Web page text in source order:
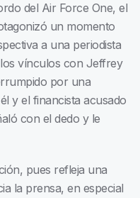
del Air Force One, el
un momento
a una periodista
vínculos con Jeffrey
por una
y el financista acusado
con el dedo y le
pues refleja una
la prensa, en especial